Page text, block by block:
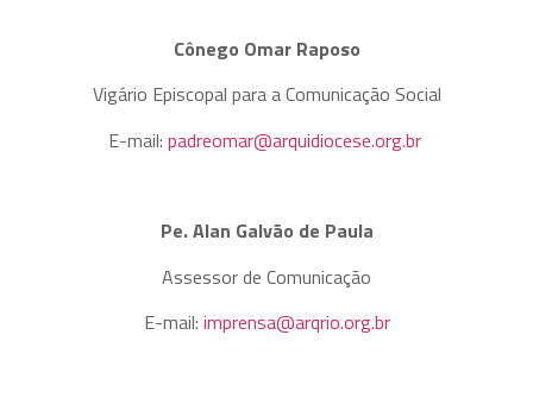
Cônego Omar Raposo
Vigário Episcopal para a Comunicação Social
E-mail: padreomar@arquidiocese.org.br
Pe. Alan Galvão de Paula
Assessor de Comunicação
E-mail: imprensa@arqrio.org.br